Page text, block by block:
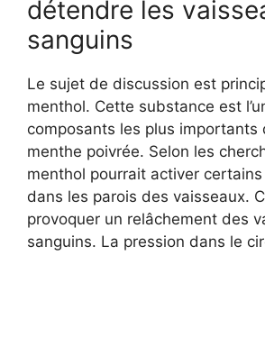
détendre les
sanguins
Le sujet de discussion est
menthol. Cette substance est
composants les plus importants
menthe poivrée. Selon les
menthol pourrait activer
dans les parois des vaisseaux.
provoquer un relâchement des
sanguins. La pression dans le